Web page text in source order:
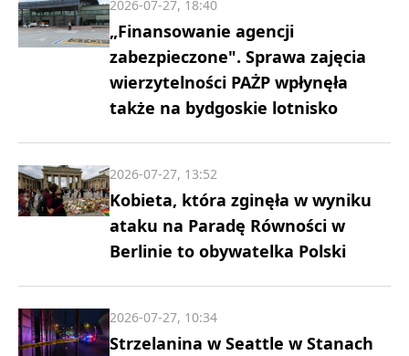
„Finansowanie agencji
zabezpieczone". Sprawa zajęcia
wierzytelności PAŻP wpłynęła
także na bydgoskie lotnisko
2026-07-27, 18:40
Kobieta, która zginęła w wyniku
ataku na Paradę Równości w
Berlinie to obywatelka Polski
2026-07-27, 13:52
Strzelanina w Seattle w Stanach
2026-07-27, 10:34